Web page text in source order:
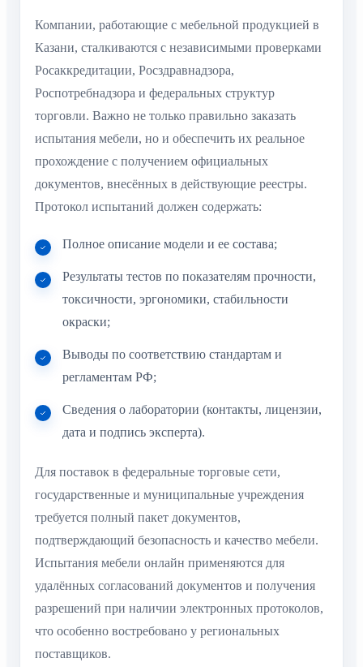
Компании, работающие с мебельной продукцией в
Казани, сталкиваются с независимыми проверками
Росаккредитации, Росздравнадзора,
Роспотребнадзора и федеральных структур
торговли. Важно не только правильно заказать
испытания мебели, но и обеспечить их реальное
прохождение с получением официальных
документов, внесённых в действующие реестры.
Протокол испытаний должен содержать:
Полное описание модели и ее состава;
Результаты тестов по показателям прочности,
токсичности, эргономики, стабильности
окраски;
Выводы по соответствию стандартам и
регламентам РФ;
Сведения о лаборатории (контакты, лицензии,
дата и подпись эксперта).
Для поставок в федеральные торговые сети,
государственные и муниципальные учреждения
требуется полный пакет документов,
подтверждающий безопасность и качество мебели.
Испытания мебели онлайн применяются для
удалённых согласований документов и получения
разрешений при наличии электронных протоколов,
что особенно востребовано у региональных
поставщиков.